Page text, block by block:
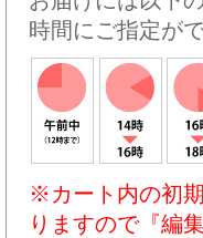
時間にご指定が
※カート内の初
りますので『編